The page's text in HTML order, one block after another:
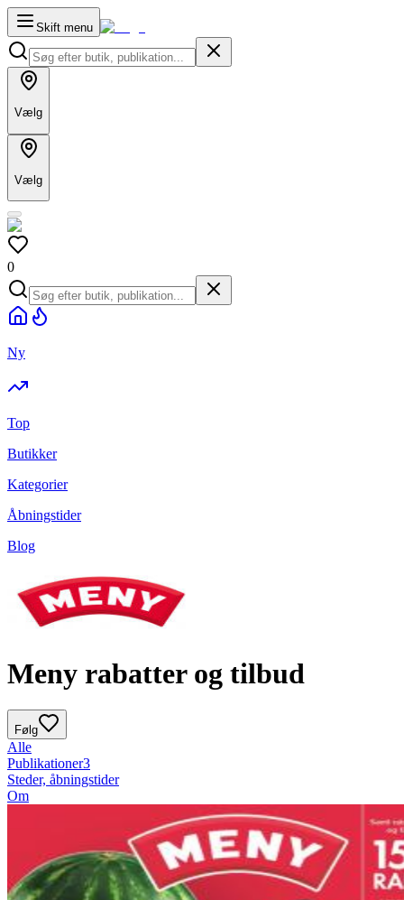
Skift menu
Vælg
Vælg
0
Ny
Top
Butikker
Kategorier
Åbningstider
Blog
Meny rabatter og tilbud
Følg
Alle
Publikationer3
Steder, åbningstider
Om